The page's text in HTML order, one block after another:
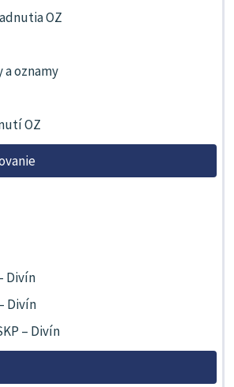
OZ
a oznamy
OZ
Divín
Divín
– Divín